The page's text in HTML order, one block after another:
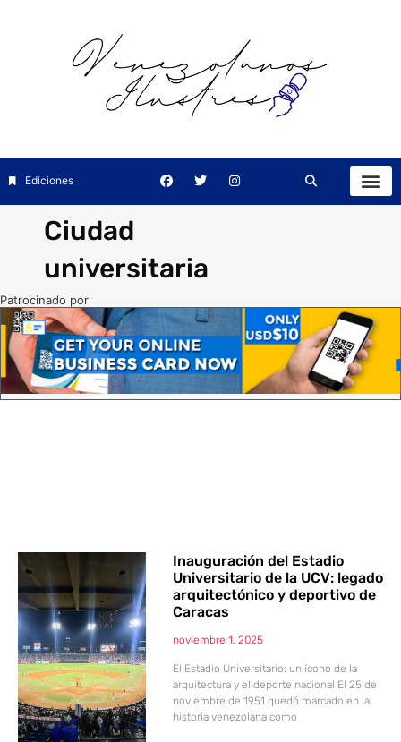
Ediciones
Ciudad
universitaria
Patrocinado por
Inauguración del Estadio
Universitario de la UCV: legado
arquitectónico y deportivo de
Caracas
noviembre 1, 2025
El Estadio Universitario: un ícono de la
arquitectura y el deporte nacional El 25 de
noviembre de 1951 quedó marcado en la
historia venezolana como